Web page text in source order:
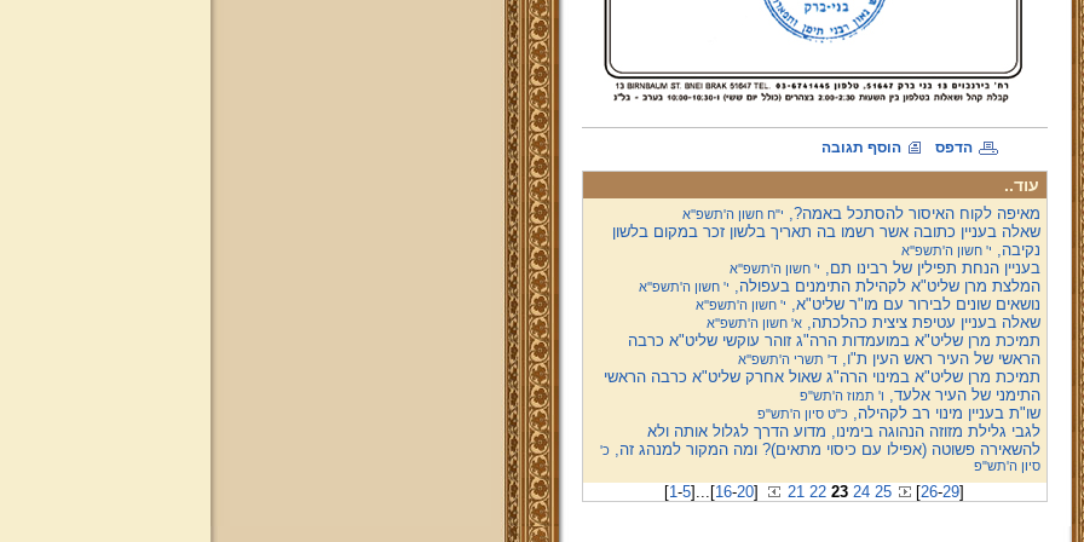
הדפס הוסף תגובה
עוד..
מאיפה לקוח האיסור להסתכל באמה?, י"ח חשון ה'תשפ''א
שאלה בעניין כתובה אשר רשמו בה תאריך בלשון זכר במקום בלשון
נקיבה, י' חשון ה'תשפ''א
בעניין הנחת תפילין של רבינו תם, י' חשון ה'תשפ''א
המלצת מרן שליט"א לקהילת התימנים בעפולה, י' חשון ה'תשפ''א
נושאים שונים לבירור עם מו"ר שליט"א, י' חשון ה'תשפ''א
שאלה בעניין עטיפת ציצית כהלכתה,א' חשון ה'תשפ''א
תמיכת מרן שליט"א במועמדות הרה"ג זוהר עוקשי שליט"א כרבה
הראשי של העיר ראש העין ת"ו,ד' תשרי ה'תשפ''א
תמיכת מרן שליט"א במינוי הרה"ג שאול אחרק שליט"א כרבה הראשי
התימני של העיר אלעד, ו' תמוז ה'תש"פ
שו"ת בעניין מינוי רב לקהילה,כ"ט סיון ה'תש"פ
לגבי גלילת מזוזה הנהוגה בימינו, מדוע הדרך לגלול אותה ולא
להשאירה פשוטה (אפילו עם כיסוי מתאים)? ומה המקור למנהג זה,כ'
סיון ה'תש"פ
[1-5] ... [16-20] 21 22 23 24 25 [26-29]